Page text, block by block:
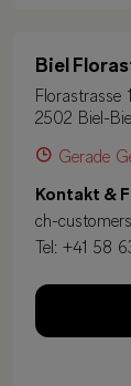
Biel
Florastrasse
2502 Biel-
Gerade
Kontakt &
ch-
Tel: +41 58